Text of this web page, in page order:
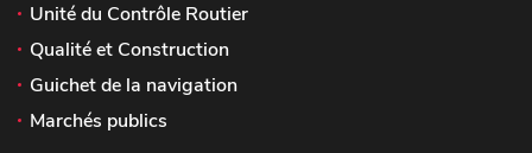
Unité du Contrôle Routier
Qualité et Construction
Guichet de la navigation
Marchés publics